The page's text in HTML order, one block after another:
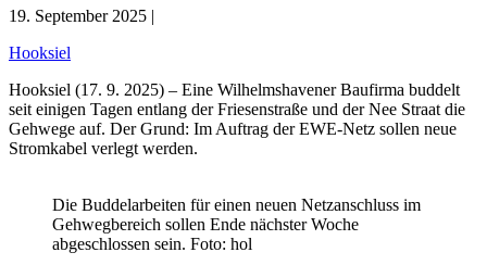
19. September 2025 |
Hooksiel
Hooksiel (17. 9. 2025) – Eine Wilhelmshavener Baufirma buddelt
seit einigen Tagen entlang der Friesenstraße und der Nee Straat die
Gehwege auf. Der Grund: Im Auftrag der EWE-Netz sollen neue
Stromkabel verlegt werden.
Die Buddelarbeiten für einen neuen Netzanschluss im
Gehwegbereich sollen Ende nächster Woche
abgeschlossen sein. Foto: hol